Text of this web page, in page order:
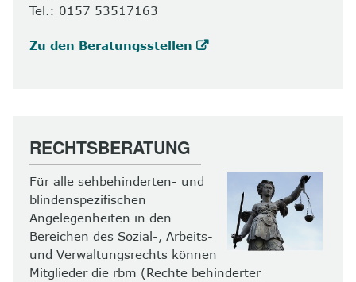
Tel.: 0157 53517163
Zu den Beratungsstellen
RECHTSBERATUNG
Für alle sehbehinderten- und
blindenspezifischen
Angelegenheiten in den
Bereichen des Sozial-, Arbeits-
und Verwaltungsrechts können
Mitglieder die rbm (Rechte behinderter